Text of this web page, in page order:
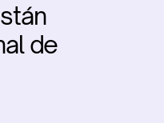
de